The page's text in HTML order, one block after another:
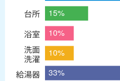
台所
浴室
洗面
洗濯
給湯器